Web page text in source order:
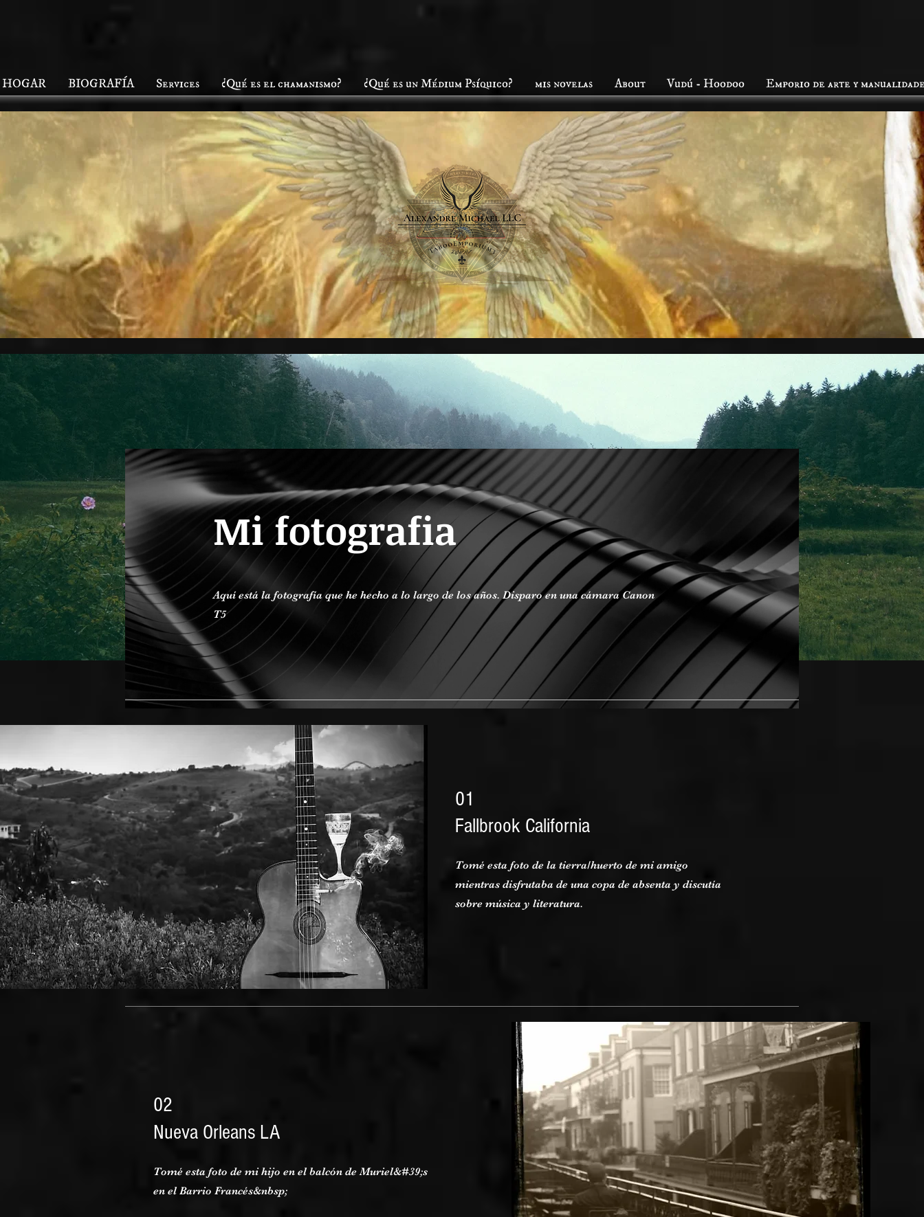
HOGAR BIOGRAFÍA Services ¿Qué es el chamanismo? ¿Qué es un Médium Psíquico? mis novelas About Vudú - Hoodoo Emporio de arte y
Mi fotografia
Aquí está la fotografía que he hecho a lo largo de los años. Disparo en una cámara Canon
T5
01
Fallbrook California
Tomé esta foto de la tierra/huerto de mi amigo
mientras disfrutaba de una copa de absenta y discutía
sobre música y literatura.
02
Nueva Orleans LA
Tomé esta foto de mi hijo en el balcón de Muriel&#39;s
en el Barrio Francés&nbsp;